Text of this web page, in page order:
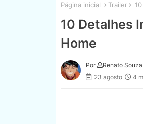
Página inicial Trailer
10 Detalhes
Home
Por
Renato Souza
23 agosto
4